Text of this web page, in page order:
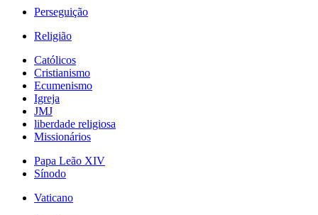
Perseguição
Religião
Católicos
Cristianismo
Ecumenismo
Igreja
JMJ
liberdade religiosa
Missionários
Papa Leão XIV
Sínodo
Vaticano